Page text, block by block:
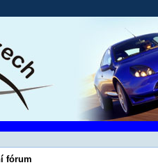
fórum